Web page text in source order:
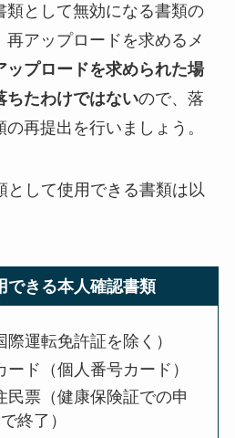
類として無効になる書類の
アップロードを求めるメ
ップロードを求められた場
ちたわけではないので、落
再提出を行いましょう。
として使用できる書類は以
できる本人確認書類
運転免許証を除く）
ド（個人番号カード）
民票（健康保険証での申
終了）